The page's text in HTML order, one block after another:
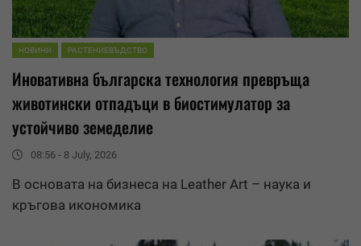
НОВИНИ РАСТЕНИЕВЪДСТВО
Иновативна българска технология превръща
животински отпадъци в биостимулатор за
устойчиво земеделие
08:56 - 8 July, 2026
В основата на бизнеса на Leather Art – наука и
кръгова икономика